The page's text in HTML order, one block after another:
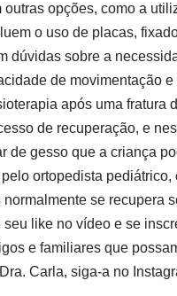
opções, como a
o uso de placas,
dúvidas sobre a
de movimentação
após uma fratura
de recuperação, e
de gesso que a criança
ortopedista
se recupera
like no vídeo e se
e familiares que
Carla, siga-a no